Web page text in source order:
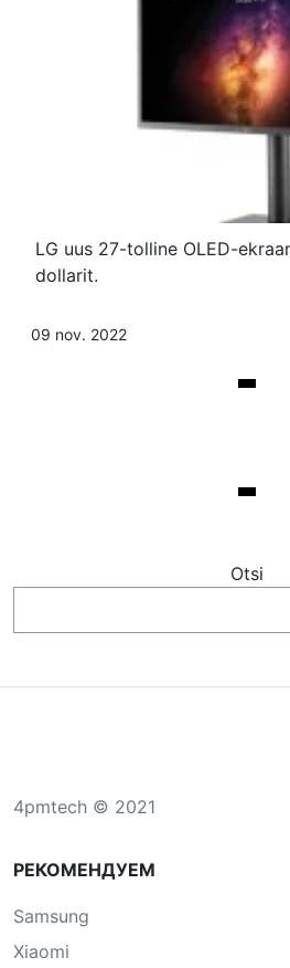
LG uus 27-tolline OLED-
dollarit.
09 nov. 2022
Otsi
4pmtech © 2021
РЕКОМЕНДУЕМ
Samsung
Xiaomi